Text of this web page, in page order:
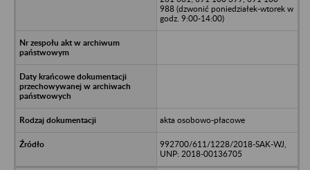
988 (dzwonić poniedziałek-wtorek w
godz. 9:00-14:00)
akta osobowo-płacowe
992700/611/1228/2018-SAK-WJ,
UNP: 2018-00136705